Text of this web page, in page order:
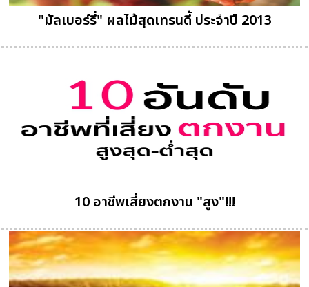
"มัลเบอร์รี่" ผลไม้สุดเทรนดี้ ประจำปี 2013
10 อาชีพเสี่ยงตกงาน "สูง"!!!